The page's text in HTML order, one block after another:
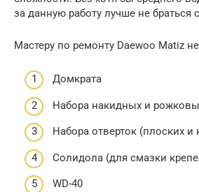
за данную работу лучше не браться
Мастеру по ремонту Daewoo Matiz
Домкрата
Набора накидных и
Набора отверток (плоских и
Солидола (для смазки
WD-40